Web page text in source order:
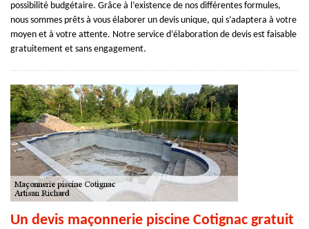
possibilité budgétaire. Grâce à l’existence de nos différentes formules,
nous sommes prêts à vous élaborer un devis unique, qui s’adaptera à votre
moyen et à votre attente. Notre service d’élaboration de devis est faisable
gratuitement et sans engagement.
Un devis maçonnerie piscine Cotignac gratuit